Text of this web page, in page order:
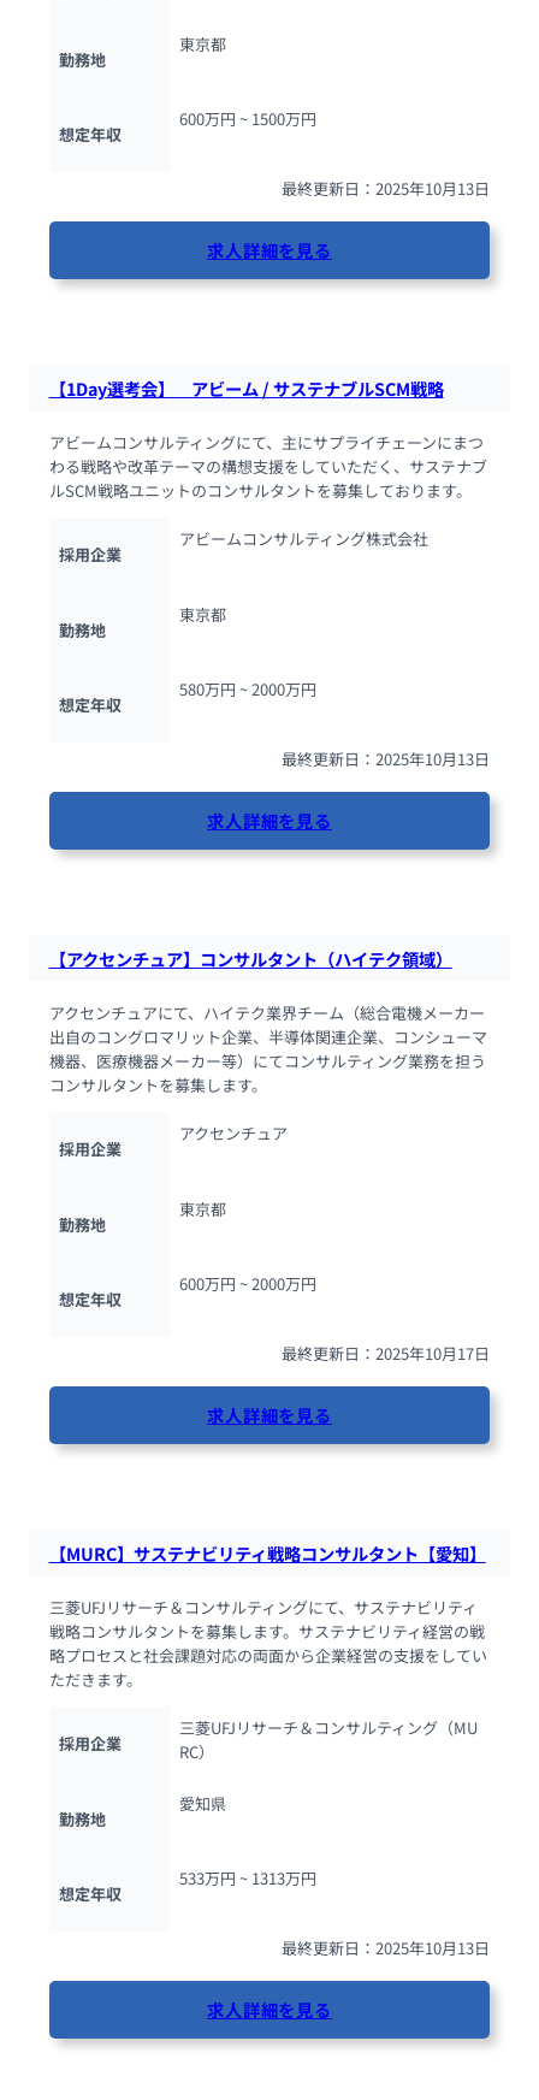
勤務地
東京都
想定年収
600万円 ~ 1500万円
最終更新日：2025年10月13日
求人詳細を見る
【1Day選考会】　アビーム / サステナブルSCM戦略
アビームコンサルティングにて、主にサプライチェーンにまつ
わる戦略や改革テーマの構想支援をしていただく、サステナブ
ルSCM戦略ユニットのコンサルタントを募集しております。
採用企業
アビームコンサルティング株式会社
勤務地
東京都
想定年収
580万円 ~ 2000万円
最終更新日：2025年10月13日
求人詳細を見る
【アクセンチュア】コンサルタント（ハイテク領域）
アクセンチュアにて、ハイテク業界チーム（総合電機メーカー
出自のコングロマリット企業、半導体関連企業、コンシューマ
機器、医療機器メーカー等）にてコンサルティング業務を担う
コンサルタントを募集します。
採用企業
アクセンチュア
勤務地
東京都
想定年収
600万円 ~ 2000万円
最終更新日：2025年10月17日
求人詳細を見る
【MURC】サステナビリティ戦略コンサルタント【愛知】
三菱UFJリサーチ＆コンサルティングにて、サステナビリティ
戦略コンサルタントを募集します。サステナビリティ経営の戦
略プロセスと社会課題対応の両面から企業経営の支援をしてい
ただきます。
採用企業
三菱UFJリサーチ＆コンサルティング（MU
RC）
勤務地
愛知県
想定年収
533万円 ~ 1313万円
最終更新日：2025年10月13日
求人詳細を見る